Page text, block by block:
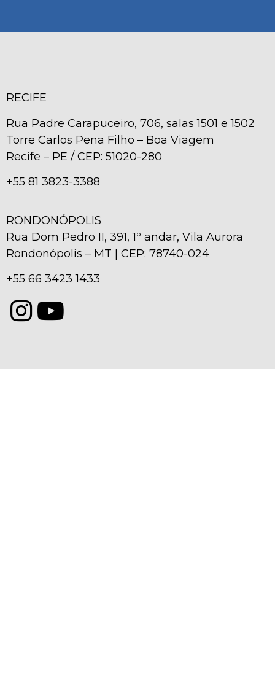
RECIFE
Rua Padre Carapuceiro, 706, salas 1501 e 1502
Torre Carlos Pena Filho – Boa Viagem
Recife – PE / CEP: 51020-280
+55 81 3823-3388
RONDONÓPOLIS
Rua Dom Pedro II, 391, 1º andar, Vila Aurora
Rondonópolis – MT | CEP: 78740-024
+55 66 3423 1433